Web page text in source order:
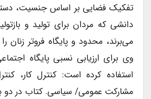
تفکیک فضایی بر اساس جنسیت،
دانشی که مردان برای تولید و
می‌برند، محدود و پایگاه فروتر زنان
وی برای ارزیابی نسبی پایگاه
استفاده کرده است: کنترل کار،
مشارکت عمومی/ سیاسی. کتاب در دو